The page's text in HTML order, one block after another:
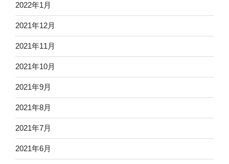
2022年1月
2021年12月
2021年11月
2021年10月
2021年9月
2021年8月
2021年7月
2021年6月